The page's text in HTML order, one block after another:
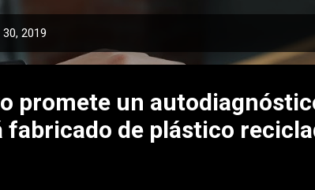
2019
promete un
fabricado de plástico